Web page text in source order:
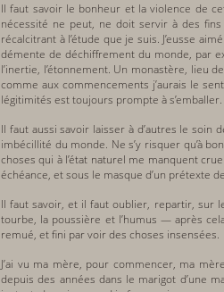
Il faut savoir le bonheur et la violence de
nécessité ne peut, ne doit servir à des
récalcitrant à l’étude que je suis. J’eusse
démente de déchiffrement du monde, par
l’inertie, l’étonnement. Un monastère, lieu
comme aux commencements j’aurais le
légitimités est toujours prompte à s’emballer.
Il faut aussi savoir laisser à d’autres le
imbécillité du monde. Ne s’y risquer qu’à
choses qui à l’état naturel me manquent
échéance, et sous le masque d’un prétexte
Il faut savoir, et il faut oublier, repartir, sur
tourbe, la poussière et l’humus — après
remué, et fini par voir des choses insensées.
J’ai vu ma mère, pour commencer, ma
depuis des années dans le marigot d’une